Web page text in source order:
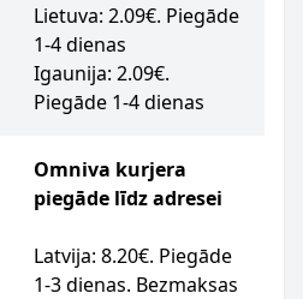
Lietuva: 2.09€. Piegāde
1-4 dienas
Igaunija: 2.09€.
Piegāde 1-4 dienas
Omniva kurjera
piegāde līdz adresei
Latvija: 8.20€. Piegāde
1-3 dienas. Bezmaksas